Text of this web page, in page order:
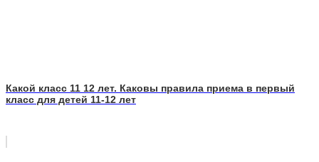
Какой класс 11 12 лет. Каковы правила приема в первый
класс для детей 11-12 лет